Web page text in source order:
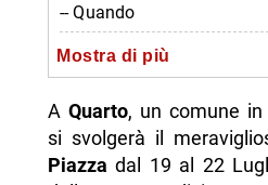
-- Quando
-- Dove
-- Prezzo
-- Contatti
Mostra di più
A Quarto, un comune in
si svolgerà il
Piazza dal 19 al 22